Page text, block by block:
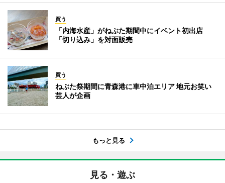
買う
「内海水産」がねぶた期間中にイベント初出店
「切り込み」を対面販売
買う
ねぶた祭期間に青森港に車中泊エリア 地元お笑い
芸人が企画
もっと見る
見る・遊ぶ